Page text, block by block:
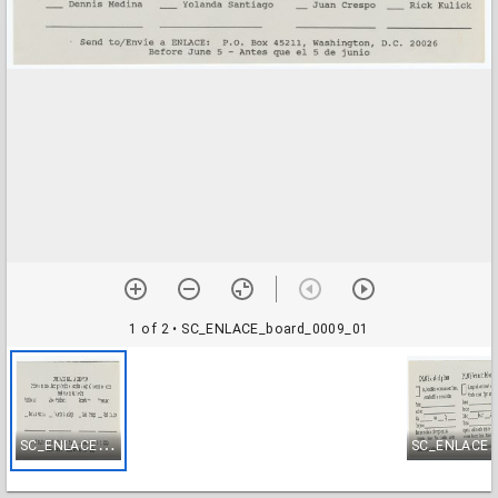
1 of 2• SC_ENLACE_board_0009_01
S
C_ENLACE_board_0009_01